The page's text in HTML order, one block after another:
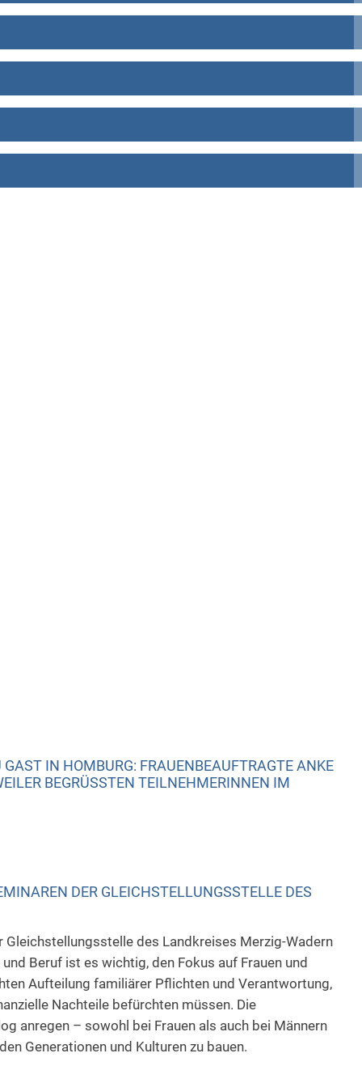
IN HOMBURG: FRAUENBEAUFTRAGTE ANKE
BEGRÜSSTEN TEILNEHMERINNEN IM R
DER GLEICHSTELLUNGSSTELLE DES
des Landkreises Merzig-Wadern
Beruf ist es wichtig, den Fokus auf Frauen und
Aufteilung familiärer Pflichten und Verantwortung,
Nachteile befürchten müssen. Die
anregen – sowohl bei Frauen als auch bei Männern
Generationen und Kulturen zu bauen.